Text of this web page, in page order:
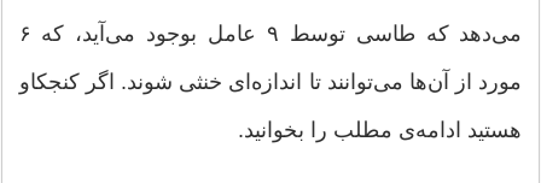
می‌دهد که طاسی توسط ۹ عامل بوجود می‌آید، که ۶
مورد از آن‌ها می‌توانند تا اندازه‌ای خنثی شوند. اگر کنجکاو
هستید ادامه‌ی مطلب را بخوانید.